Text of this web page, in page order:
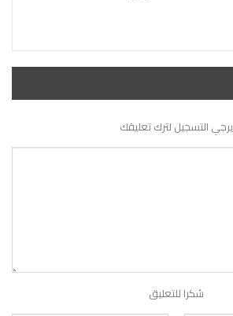
يرجي التسجيل لترك تعليقك
شكرا للتعليق